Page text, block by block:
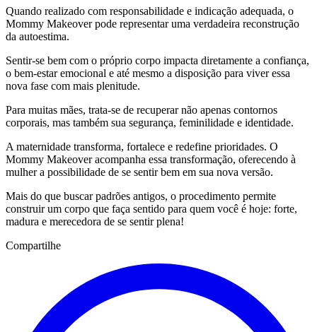
Quando realizado com responsabilidade e indicação adequada, o
Mommy Makeover pode representar uma verdadeira reconstrução
da autoestima.
Sentir-se bem com o próprio corpo impacta diretamente a confiança,
o bem-estar emocional e até mesmo a disposição para viver essa
nova fase com mais plenitude.
Para muitas mães, trata-se de recuperar não apenas contornos
corporais, mas também sua segurança, feminilidade e identidade.
A maternidade transforma, fortalece e redefine prioridades. O
Mommy Makeover acompanha essa transformação, oferecendo à
mulher a possibilidade de se sentir bem em sua nova versão.
Mais do que buscar padrões antigos, o procedimento permite
construir um corpo que faça sentido para quem você é hoje: forte,
madura e merecedora de se sentir plena!
Compartilhe